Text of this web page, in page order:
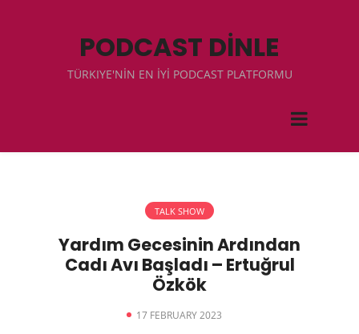
PODCAST DİNLE
TÜRKIYE'NİN EN İYİ PODCAST PLATFORMU
TALK SHOW
Yardım Gecesinin Ardından
Cadı Avı Başladı – Ertuğrul
Özkök
17 FEBRUARY 2023